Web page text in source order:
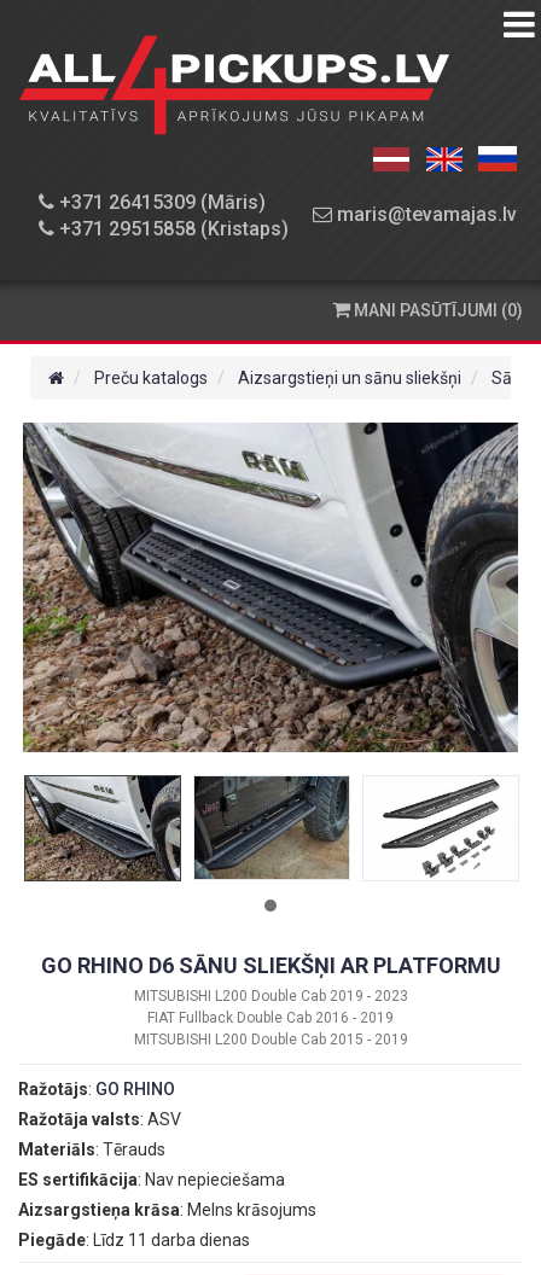
+371 26415309 (Māris)
+371 29515858 (Kristaps)
maris@tevamajas.lv
PREČU
KATALOGS
PIEGĀDE
KONTAKTINFORMĀCIJA
MANI PASŪTĪJUMI (0)
Preču katalogs Aizsargstieņi un sānu sliekšņi Sānu
GO RHINO D6 SĀNU SLIEKŠŅI AR PLATFORMU
MITSUBISHI L200 Double Cab 2019 - 2023
FIAT Fullback Double Cab 2016 - 2019
MITSUBISHI L200 Double Cab 2015 - 2019
Ražotājs: GO RHINO
Ražotāja valsts: ASV
Materiāls: Tērauds
ES sertifikācija: Nav nepieciešama
Aizsargstieņa krāsa: Melns krāsojums
Piegāde: Līdz 11 darba dienas